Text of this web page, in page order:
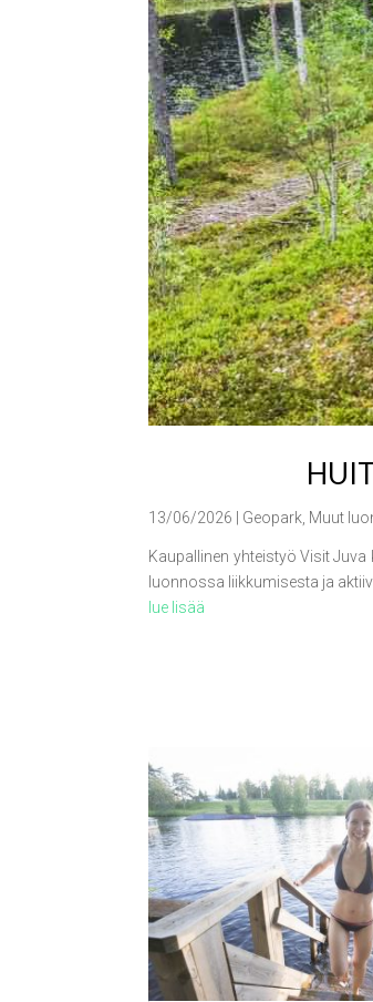
13/06/2026 Geopark Muut
Kaupallinen yhteistyö Visit
luonnossa liikkumisesta ja
lue lisää